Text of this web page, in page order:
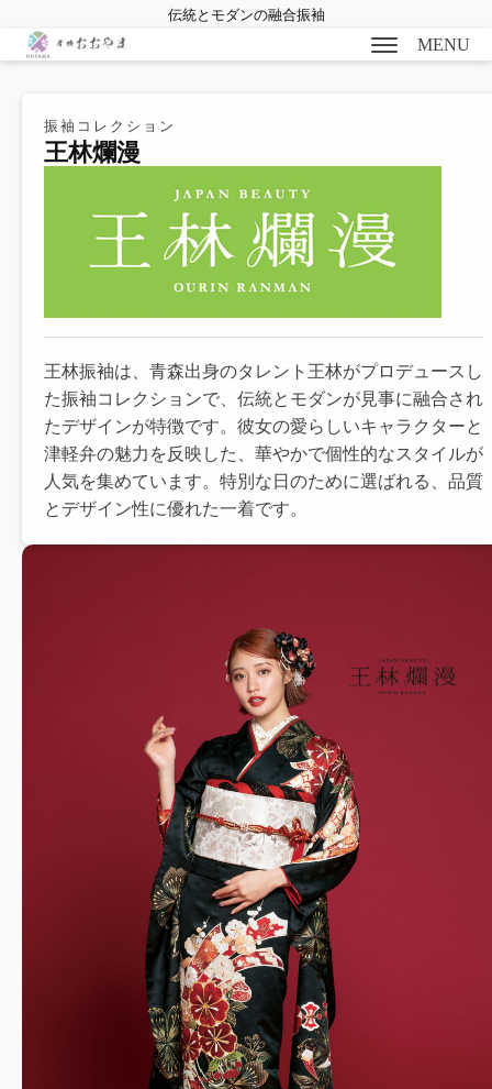
伝統とモダンの融合振袖
MENU
振袖コレクション
王林爛漫
王林振袖は、青森出身のタレント王林がプロデュースし
た振袖コレクションで、伝統とモダンが見事に融合され
たデザインが特徴です。彼女の愛らしいキャラクターと
津軽弁の魅力を反映した、華やかで個性的なスタイルが
人気を集めています。特別な日のために選ばれる、品質
とデザイン性に優れた一着です。